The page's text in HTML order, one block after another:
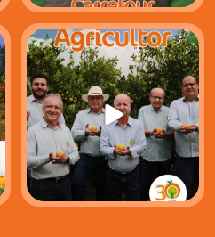
Existem profissões que
alimentam o mundo....
92 3